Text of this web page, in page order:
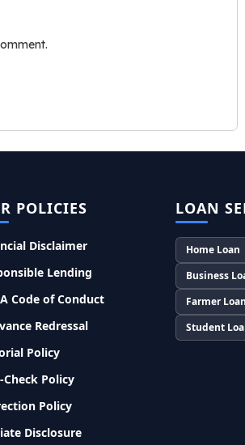
POLICIES
Disclaimer
Lending
Code of Conduct
Redressal
Policy
Check Policy
Policy
Disclosure
LOAN
Home Loan
Business
Farmer Loan
Student